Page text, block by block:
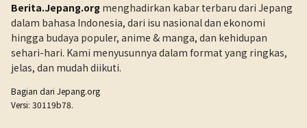
Berita.Jepang.org menghadirkan kabar terbaru dari Jepang
dalam bahasa Indonesia, dari isu nasional dan ekonomi
hingga budaya populer, anime & manga, dan kehidupan
sehari-hari. Kami menyusunnya dalam format yang ringkas,
jelas, dan mudah diikuti.
Bagian dari Jepang.org
Versi: 30119b78.